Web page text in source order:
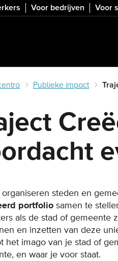
Voor bedrijven Voor
Publieke impact
organiseren steden en
portfolio samen te
als de stad of gemeente
en inzetten van deze
het imago van je stad of
en waar je voor staat.